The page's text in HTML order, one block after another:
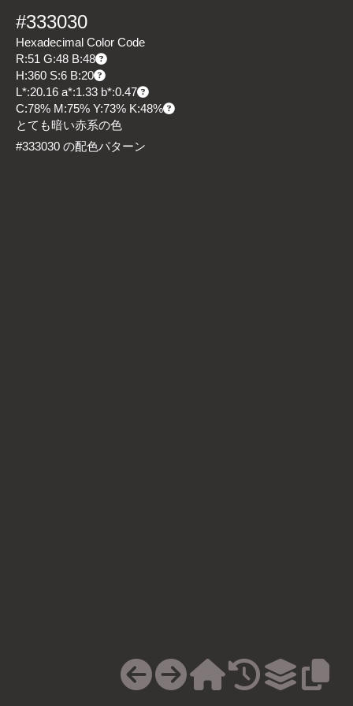
#333030
Hexadecimal Color Code
R:51 G:48 B:48
H:360 S:6 B:20
L*:20.16 a*:1.33 b*:0.47
C:78% M:75% Y:73% K:48%
とても暗い赤系の色
#333030 の配色パターン